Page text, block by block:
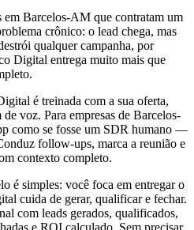
em Barcelos-AM que contratam um
crônico: o lead chega, mas
qualquer campanha, por
Digital entrega muito mais que
é treinada com a sua oferta,
voz. Para empresas de Barcelos-
como se fosse um SDR humano —
follow-ups, marca a reunião e
contexto completo.
é simples: você foca em entregar o
cuida de gerar, qualificar e fechar.
com leads gerados, qualificados,